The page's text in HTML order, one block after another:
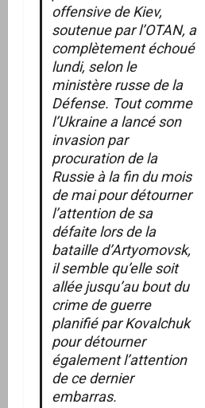
offensive de Kiev,
soutenue par l’OTAN, a
complètement échoué
lundi, selon le
ministère russe de la
Défense. Tout comme
l’Ukraine a lancé son
invasion par
procuration de la
Russie à la fin du mois
de mai pour détourner
l’attention de sa
défaite lors de la
bataille d’Artyomovsk,
il semble qu’elle soit
allée jusqu’au bout du
crime de guerre
planifié par Kovalchuk
pour détourner
également l’attention
de ce dernier
embarras.